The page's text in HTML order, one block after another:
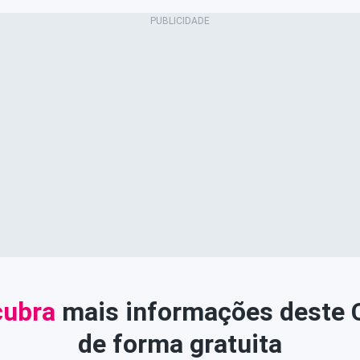
mais informações deste
de forma gratuita